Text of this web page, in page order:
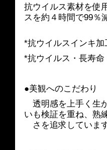
抗ウイルス素材を使
スを約４時間で99％
*抗ウイルスインキ加
*抗ウイルス・長寿
●美観へのこだわり
透明感を上手く生
いも検証を重ね、熟
さを追求しています